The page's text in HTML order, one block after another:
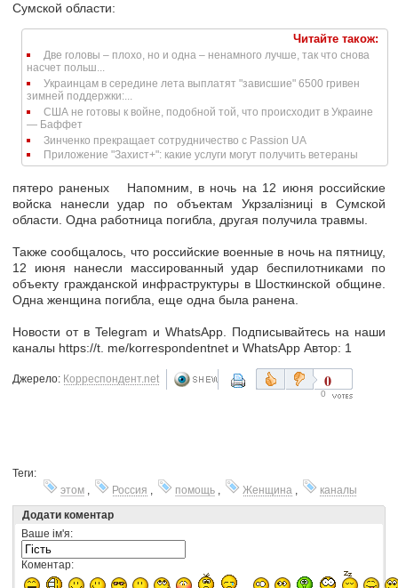
Сумской области:
Читайте також:
Две головы – плохо, но и одна – ненамного лучше, так что снова
насчет польш...
Украинцам в середине лета выплатят "зависшие" 6500 гривен
зимней поддержки:...
США не готовы к войне, подобной той, что происходит в Украине
— Баффет
Зинченко прекращает сотрудничество с Passion UA
Приложение "Захист+": какие услуги могут получить ветераны
пятеро раненых Напомним, в ночь на 12 июня российские
войска нанесли удар по объектам Укрзалізниці в Сумской
области. Одна работница погибла, другая получила травмы.
Также сообщалось, что российские военные в ночь на пятницу,
12 июня нанесли массированный удар беспилотниками по
объекту гражданской инфраструктуры в Шосткинской общине.
Одна женщина погибла, еще одна была ранена.
Новости от в Telegram и WhatsApp. Подписывайтесь на наши
каналы https://t. me/korrespondentnet и WhatsApp Автор: 1
Джерело: Корреспондент.net 0
0
Теги:
этом , Россия , помощь , Женщина ,
каналы
Додати коментар
Ваше ім'я:
Коментар: